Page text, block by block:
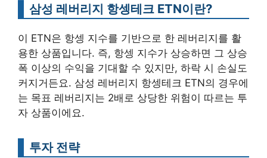
삼성 레버리지 항셍테크 ETN이란?
이 ETN은 항셍 지수를 기반으로 한 레버리지를 활
용한 상품입니다. 즉, 항셍 지수가 상승하면 그 상승
폭 이상의 수익을 기대할 수 있지만, 하락 시 손실도
커지거든요. 삼성 레버리지 항셍테크 ETN의 경우에
는 목표 레버리지는 2배로 상당한 위험이 따르는 투
자 상품이에요.
투자 전략